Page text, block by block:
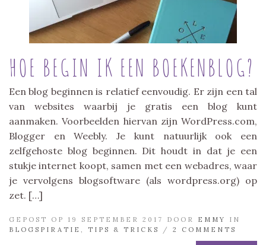
HOE BEGIN IK EEN BOEKENBLOG?
Een blog beginnen is relatief eenvoudig. Er zijn een tal
van websites waarbij je gratis een blog kunt
aanmaken. Voorbeelden hiervan zijn WordPress.com,
Blogger en Weebly. Je kunt natuurlijk ook een
zelfgehoste blog beginnen. Dit houdt in dat je een
stukje internet koopt, samen met een webadres, waar
je vervolgens blogsoftware (als wordpress.org) op
zet. […]
GEPOST OP 19 SEPTEMBER 2017 DOOR EMMY
IN
BLOGSPIRATIE
TIPS & TRICKS / 2 COMMENTS